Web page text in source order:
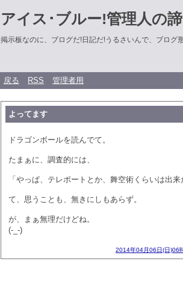
アイス･ブルー!管理人の
掲示板なのに、ブログだ!日記だ!うるさいんで、ブログ
戻る RSS 管理者用
よってます
ドラゴンボールを読んでて。
たまぁに、調査的には、
「やっぱ、テレポートとか、舞空術くらいは出
て、思うことも、無きにしもあらず。
が、まぁ無理だけどね。
(-_-)
2014年04月06日(日)06